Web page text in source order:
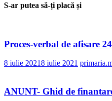
S-ar putea să-ți placă și
Proces-verbal de afisare
8 iulie 20218 iulie 2021
ANUNT- Ghid de